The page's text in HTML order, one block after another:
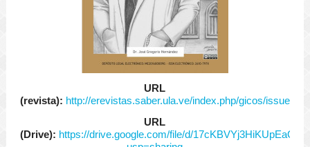
URL
(revista): http://erevistas.saber.ula.ve/index.php/gicos/issue/
URL
(Drive): https://drive.google.com/file/d/